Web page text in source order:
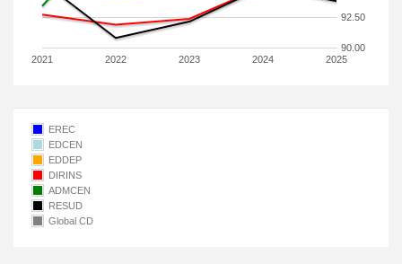
2021 2022 2023 2024 2025
90.00
92.50
EREC
EDCEN
EDDEP
DIRINS
ADMCEN
RESUD
Global CD